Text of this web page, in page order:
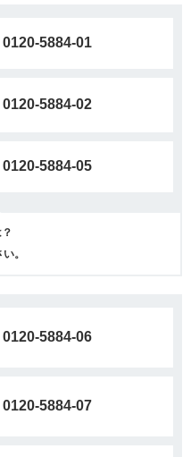
0120-5884-01
0120-5884-02
0120-5884-05
。
0120-5884-06
0120-5884-07